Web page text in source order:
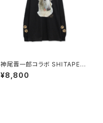
神尾晋一郎コラボ SHITAPER
O Borzoi L/S
¥8,800